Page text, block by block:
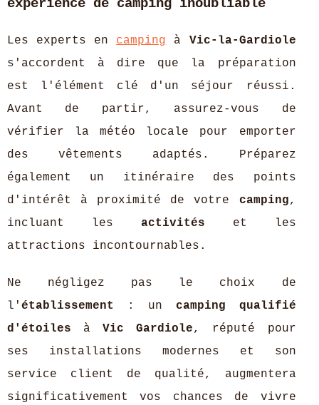
expérience de camping inoubliable
Les experts en camping à Vic-la-Gardiole
s'accordent à dire que la préparation
est l'élément clé d'un séjour réussi.
Avant de partir, assurez-vous de
vérifier la météo locale pour emporter
des vêtements adaptés. Préparez
également un itinéraire des points
d'intérêt à proximité de votre camping,
incluant les activités et les
attractions incontournables.
Ne négligez pas le choix de
l' établissement : un camping qualifié
d'étoiles àVic Gardiole, réputé pour
ses installations modernes et son
service client de qualité, augmentera
significativement vos chances de vivre